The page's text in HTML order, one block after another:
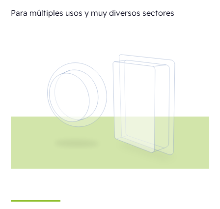
Para múltiples usos y muy diversos sectores